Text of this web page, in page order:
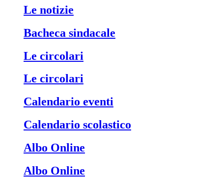
Le notizie
Bacheca sindacale
Le circolari
Le circolari
Calendario eventi
Calendario scolastico
Albo Online
Albo Online